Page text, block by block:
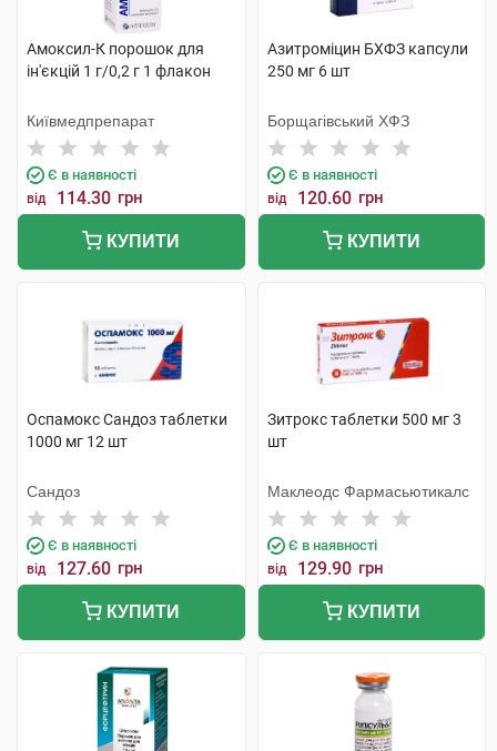
Амоксил-К порошок для
ін'єкцій 1 г/0,2 г 1 флакон
Київмедпрепарат
Є в наявності
від 114.30 грн
КУПИТИ
Азитроміцин БХФЗ капсули
250 мг 6 шт
Борщагівський ХФЗ
Є в наявності
від 120.60 грн
КУПИТИ
Оспамокс Сандоз таблетки
1000 мг 12 шт
Сандоз
Є в наявності
від 127.60 грн
КУПИТИ
Зитрокс таблетки 500 мг 3
шт
Маклеодс Фармасьютикалс
Є в наявності
від 129.90 грн
КУПИТИ